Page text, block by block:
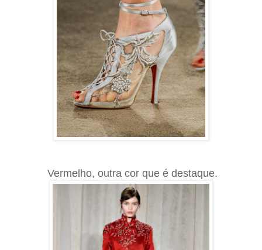
Vermelho, outra cor que é destaque.